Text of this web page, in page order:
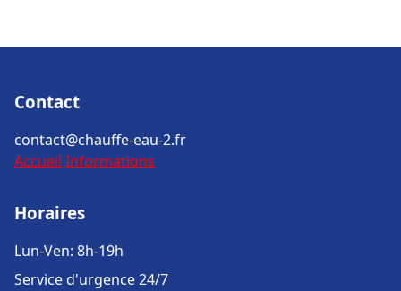
Contact
contact@chauffe-eau-2.fr
Accueil Informations
Horaires
Lun-Ven: 8h-19h
Service d'urgence 24/7